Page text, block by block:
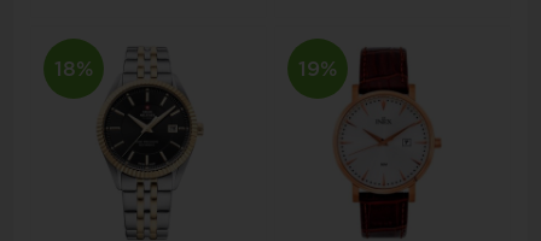
18% 19%